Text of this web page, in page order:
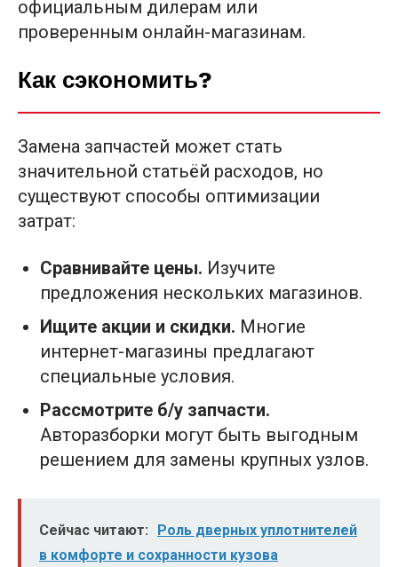
официальным дилерам или
проверенным онлайн-магазинам.
Как сэкономить?
Замена запчастей может стать
значительной статьёй расходов, но
существуют способы оптимизации
затрат:
Сравнивайте цены. Изучите
предложения нескольких магазинов.
Ищите акции и скидки. Многие
интернет-магазины предлагают
специальные условия.
Рассмотрите б/у запчасти.
Авторазборки могут быть выгодным
решением для замены крупных узлов.
Сейчас читают:
Роль дверных уплотнителей
в комфорте и сохранности кузова